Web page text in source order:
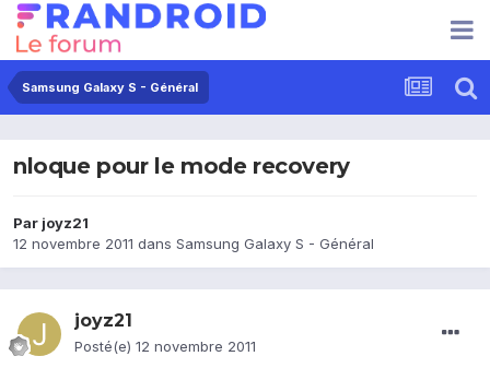
Samsung Galaxy S - Général
nloque pour le mode recovery
Par joyz21
12 novembre 2011 dans Samsung Galaxy S - Général
joyz21
Posté(e) 12 novembre 2011